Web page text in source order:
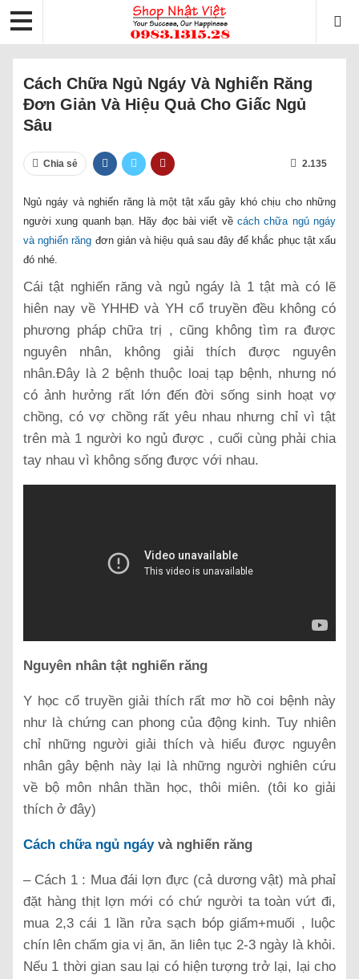
Cách Chữa Ngủ Ngáy Và Nghiến Răng
Đơn Giản Và Hiệu Quả Cho Giấc Ngủ
Sâu
Chia sẻ 2.135
Ngủ ngáy và nghiến răng là một tật xấu gây khó chịu cho những
người xung quanh bạn. Hãy đọc bài viết về cách chữa ngủ ngáy
và nghiến răng đơn giản và hiệu quả sau đây để khắc phục tật xấu
đó nhé.
Cái tật nghiến răng và ngủ ngáy là 1 tật mà có lẽ
hiên nay về YHHĐ và YH cổ truyền đều không có
phương pháp chữa trị , cũng không tìm ra được
nguyên nhân, không giải thích được nguyên
nhân.Đây là 2 bệnh thuộc loaị tạp bệnh, nhưng nó
có ảnh hưởng rất lớn đến đời sống sinh hoạt vợ
chồng, có vợ chồng rất yêu nhau nhưng chỉ vì tật
trên mà 1 người ko ngủ được , cuối cùng phải chia
tay nhau vì không sống được với nhau.
Nguyên nhân tật nghiến răng
Y học cổ truyền giải thích rất mơ hồ coi bệnh này
như là chứng can phong của động kinh. Tuy nhiên
chỉ những người giải thích và hiểu được nguyên
nhân gây bệnh này lại là những người nghiên cứu
về bộ môn nhân thần học, thôi miên. (tôi ko giải
thích ở đây)
Cách chữa ngủ ngáy và nghiến răng
– Cách 1 : Mua đái lợn đực (cả dương vật) mà phaỉ
đặt hàng thịt lợn mới có chứ người ta toàn vứt đi,
mua 2,3 cái 1 lần rửa sạch bóp giấm+muối , luộc
chín lên chấm gia vị ăn, ăn liên tục 2-3 ngày là khỏi.
Nếu 1 thời gian sau lại có hiện tượng trở lại, lại cho